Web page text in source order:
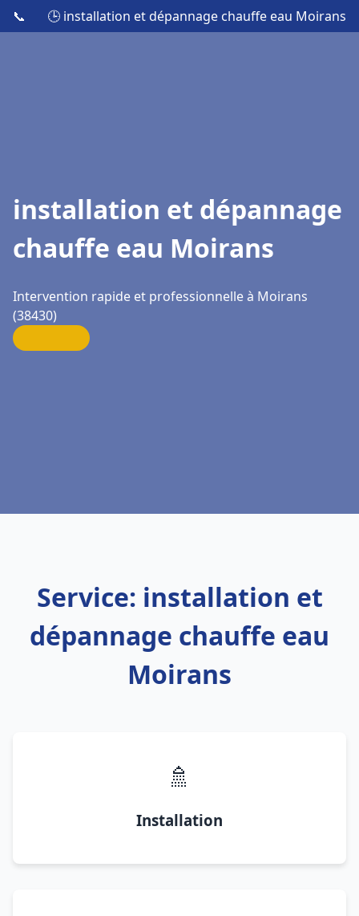
📞 🕒 installation et dépannage chauffe eau Moirans
installation et dépannage
chauffe eau Moirans
Intervention rapide et professionnelle à Moirans
(38430)
Service: installation et
dépannage chauffe eau
Moirans
🚿
Installation